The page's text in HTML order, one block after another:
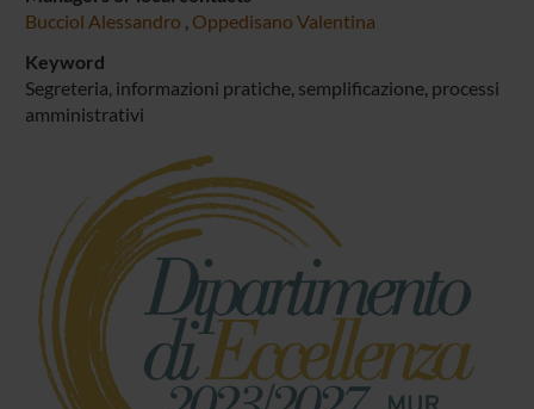
Bucciol Alessandro , Oppedisano Valentina
Keyword
Segreteria, informazioni pratiche, semplificazione, processi
amministrativi